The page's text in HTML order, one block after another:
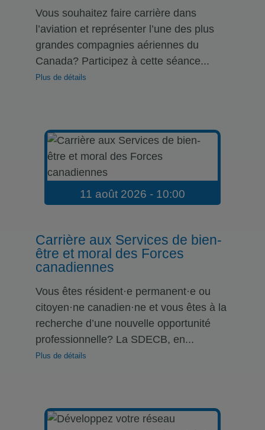
Vous souhaitez faire carrière dans
l’aviation et représenter l’une des plus
grandes compagnies aériennes du
Canada? Participez à cette séance...
Plus de détails
11 août 2026 - 10:00
Carrière aux Services de bien-
être et moral des Forces
canadiennes
Vous êtes résident·e permanent·e ou
citoyen·ne canadien·ne et vous êtes à la
recherche d’une nouvelle opportunité
professionnelle? La SDECB, en...
Plus de détails